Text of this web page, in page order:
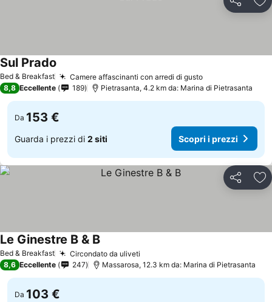
Condividi
Bed & Breakfast Camere affascinanti con arredi di gusto
Sul Prado
8,8 Eccellente 189 Pietrasanta, 4.2 km da: Marina di Pietrasanta
Da 153 €
Guarda i prezzi di 2 siti Scopri i prezzi
Condividi
Bed & Breakfast Circondato da uliveti
Le Ginestre B & B
8,6 Eccellente 247 Massarosa, 12.3 km da: Marina di Pietrasanta
Da 103 €